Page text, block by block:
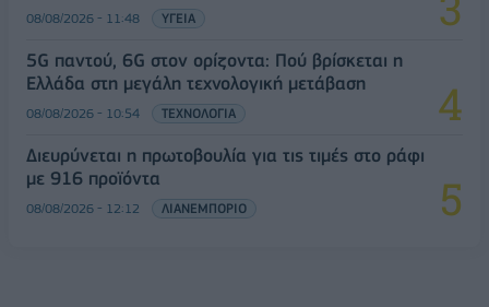
08/08/2026 - 11:48 ΥΓΕΙΑ
5G παντού, 6G στον ορίζοντα: Πού βρίσκεται η
Ελλάδα στη μεγάλη τεχνολογική μετάβαση
08/08/2026 - 10:54 ΤΕΧΝΟΛΟΓΙΑ
Διευρύνεται η πρωτοβουλία για τις τιμές στο ράφι
με 916 προϊόντα
08/08/2026 - 12:12 ΛΙΑΝΕΜΠΟΡΙΟ